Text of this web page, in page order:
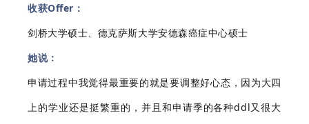
收获Offer：
剑桥大学硕士、德克萨斯大学安德森癌症中心硕士
她说：
申请过程中我觉得最重要的就是要调整好心态，因为大四
上的学业还是挺繁重的，并且和申请季的各种ddl又很大